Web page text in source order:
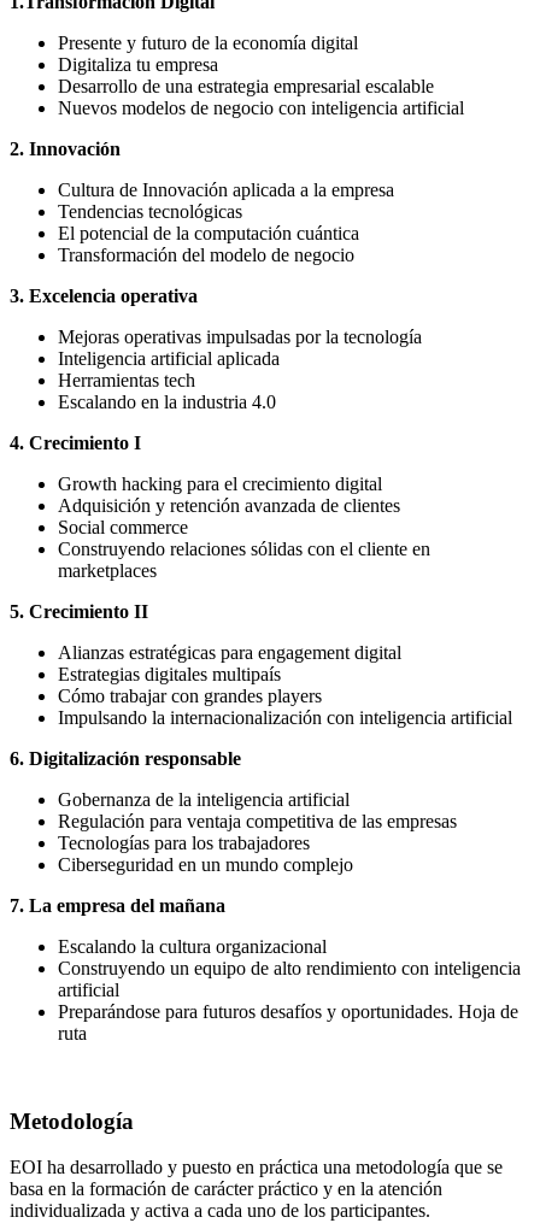
Presente y futuro de la economía digital
Digitaliza tu empresa
Desarrollo de una estrategia empresarial escalable
Nuevos modelos de negocio con inteligencia artificial
2. Innovación
Cultura de Innovación aplicada a la empresa
Tendencias tecnológicas
El potencial de la computación cuántica
Transformación del modelo de negocio
3. Excelencia operativa
Mejoras operativas impulsadas por la tecnología
Inteligencia artificial aplicada
Herramientas tech
Escalando en la industria 4.0
4. Crecimiento I
Growth hacking para el crecimiento digital
Adquisición y retención avanzada de clientes
Social commerce
Construyendo relaciones sólidas con el cliente en
marketplaces
5. Crecimiento II
Alianzas estratégicas para engagement digital
Estrategias digitales multipaís
Cómo trabajar con grandes players
Impulsando la internacionalización con inteligencia artificial
6. Digitalización responsable
Gobernanza de la inteligencia artificial
Regulación para ventaja competitiva de las empresas
Tecnologías para los trabajadores
Ciberseguridad en un mundo complejo
7. La empresa del mañana
Escalando la cultura organizacional
Construyendo un equipo de alto rendimiento con inteligencia
artificial
Preparándose para futuros desafíos y oportunidades. Hoja de
ruta
Metodología
EOI ha desarrollado y puesto en práctica una metodología que se
basa en la formación de carácter práctico y en la atención
individualizada y activa a cada uno de los participantes.